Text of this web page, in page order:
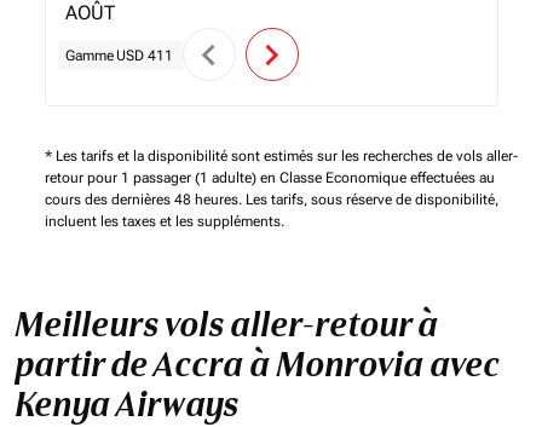
AOÛT
Gamme USD 411 chevron_left chevron_right
* Les tarifs et la disponibilité sont estimés sur les recherches de vols aller-
retour pour 1 passager (1 adulte) en Classe Economique effectuées au
cours des dernières 48 heures. Les tarifs, sous réserve de disponibilité,
incluent les taxes et les suppléments.
Meilleurs vols aller-retour à
partir de Accra à Monrovia avec
Kenya Airways